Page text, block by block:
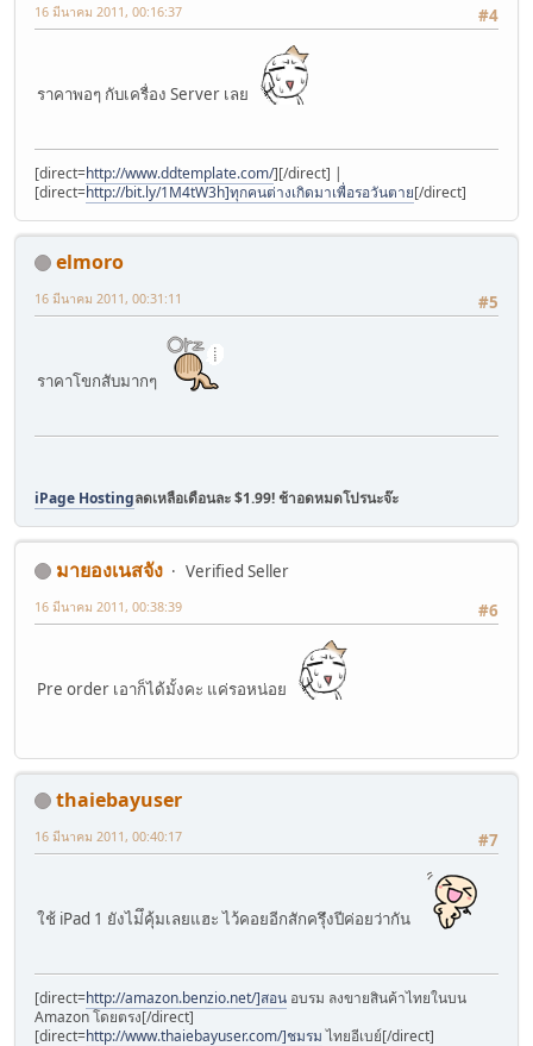
#4
16 มีนาคม 2011, 00:16:37
ราคาพอๆ กับเครื่อง Server เลย
[direct=http://www.ddtemplate.com/][/direct] |
[direct=http://bit.ly/1M4tW3h]ทุกคนต่างเกิดมาเพื่อรอวันตาย[/direct]
elmoro
#5
16 มีนาคม 2011, 00:31:11
ราคาโขกสับมากๆ
iPage Hostingลดเหลือเดือนละ $1.99! ช้าอดหมดโปรนะจ๊ะ
มายองเนสจัง
Verified Seller
#6
16 มีนาคม 2011, 00:38:39
Pre order เอาก็ได้มั้งคะ แค่รอหน่อย
thaiebayuser
#7
16 มีนาคม 2011, 00:40:17
ใช้ iPad 1 ยังไม่ึคุ้มเลยแฮะ ไว้คอยอีกสักครึุ่งปีค่อยว่ากัน
[direct=http://amazon.benzio.net/]สอน อบรม ลงขายสินค้าไทยในบน
Amazon โดยตรง[/direct]
[direct=http://www.thaiebayuser.com/]ชมรมไทยอีเบย์[/direct]